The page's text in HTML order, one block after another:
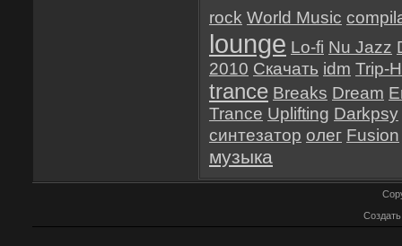
rock World Music
lounge Lo-fi Nu Jazz
2010 Скачать idm Trip-
trance Breaks Dream
Trance Uplifting Darkpsy
синтезатор олег Fusion
музыка